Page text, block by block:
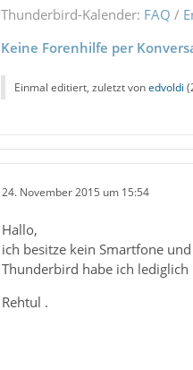
Thunderbird-Kalender: FAQ /
Keine Forenhilfe per
Einmal editiert, zuletzt vonedvoldi (
24. November 2015 um 15:54
Hallo,
ich besitze kein Smartfone
Thunderbird habe ich
Rehtul .